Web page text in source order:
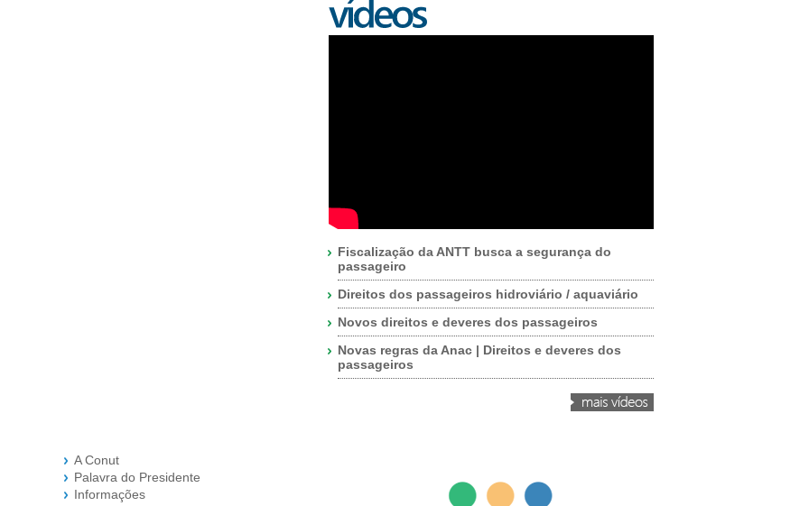
Fiscalização da ANTT busca a segurança do
passageiro
Direitos dos passageiros hidroviário / aquaviário
Novos direitos e deveres dos passageiros
Novas regras da Anac | Direitos e deveres dos
passageiros
A Conut
Palavra do Presidente
Informações